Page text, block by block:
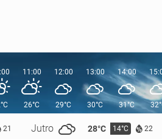
21 Jutro 28°C 14°C 22
11:00
26°C
12:00
29°C
13:00
30°C
14:00
31°C